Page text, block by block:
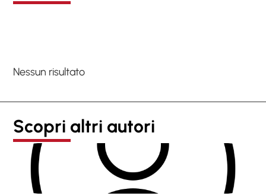
Nessun risultato
Scopri altri autori